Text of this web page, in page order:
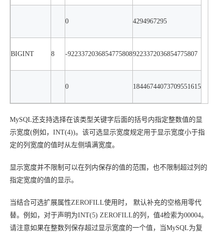
0 4294967295
BIGINT 8 -92233720368547758089223372036854775807
0 18446744073709551615
MySQL还支持选择在该类型关键字后面的括号内指定整数值的显
示宽度(例如，INT(4))。该可选显示宽度规定用于显示宽度小于指
定的列宽度的值时从左侧填满宽度。
显示宽度并不限制可以在列内保存的值的范围，也不限制超过列的
指定宽度的值的显示。
当结合可选扩展属性ZEROFILL使用时， 默认补充的空格用零代
替。例如，对于声明为INT(5) ZEROFILL的列，值4检索为00004。
请注意如果在整数列保存超过显示宽度的一个值，当MySQL为复